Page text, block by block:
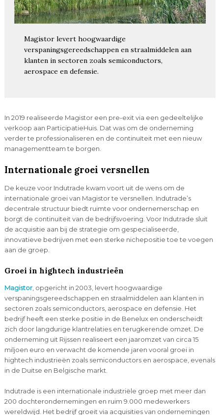
Magistor levert hoogwaardige
verspaningsgereedschappen en straalmiddelen aan
klanten in sectoren zoals semiconductors,
aerospace en defensie.
In 2019 realiseerde Magistor een pre-exit via een gedeeltelijke
verkoop aan ParticipatieHuis. Dat was om de onderneming
verder te professionaliseren en de continuïteit met een nieuw
managementteam te borgen.
Internationale groei versnellen
De keuze voor Indutrade kwam voort uit de wens om de
internationale groei van Magistor te versnellen. Indutrade’s
decentrale structuur biedt ruimte voor ondernemerschap en
borgt de continuïteit van de bedrijfsvoering. Voor Indutrade sluit
de acquisitie aan bij de strategie om gespecialiseerde,
innovatieve bedrijven met een sterke nichepositie toe te voegen
aan de groep.
Groei in hightech industrieën
Magistor, opgericht in 2003, levert hoogwaardige
verspaningsgereedschappen en straalmiddelen aan klanten in
sectoren zoals semiconductors, aerospace en defensie. Het
bedrijf heeft een sterke positie in de Benelux en onderscheidt
zich door langdurige klantrelaties en terugkerende omzet. De
onderneming uit Rijssen realiseert een jaaromzet van circa 15
miljoen euro en verwacht de komende jaren vooral groei in
hightech industrieën zoals semiconductors en aerospace, evenals
in de Duitse en Belgische markt.
Indutrade is een internationale industriële groep met meer dan
200 dochterondernemingen en ruim 9.000 medewerkers
wereldwijd. Het bedrijf groeit via acquisities van ondernemingen